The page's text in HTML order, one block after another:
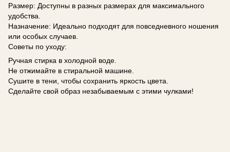
Размер: Доступны в разных размерах для максимального
удобства.
Назначение: Идеально подходят для повседневного ношения
или особых случаев.
Советы по уходу:
Ручная стирка в холодной воде.
Не отжимайте в стиральной машине.
Сушите в тени, чтобы сохранить яркость цвета.
Сделайте свой образ незабываемым с этими чулками!